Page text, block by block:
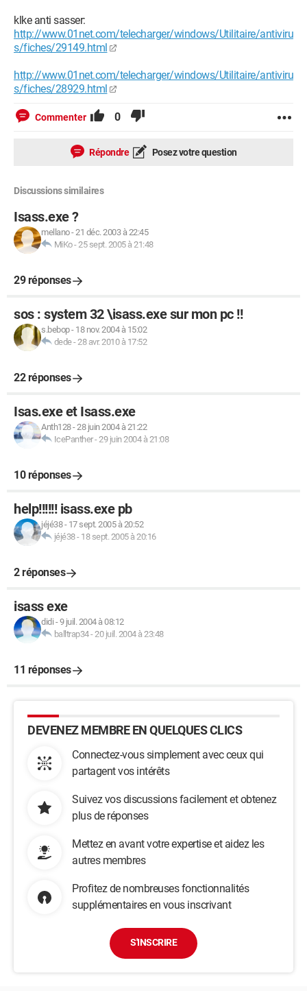
klke anti sasser:
http://www.01net.com/telecharger/windows/Utilitaire/antiviru
s/fiches/29149.html
http://www.01net.com/telecharger/windows/Utilitaire/antiviru
s/fiches/28929.html
Commenter 0
Répondre Posez votre question
Discussions similaires
Isass.exe ?
mellano-21 déc. 2003 à 22:45
MiKo-25 sept. 2005 à 21:48
29 réponses
sos : system 32 \isass.exe sur mon pc !!
s.bebop- 18 nov. 2004 à 15:02
dede-28 avr. 2010 à 17:52
22 réponses
Isas.exe et Isass.exe
Anth128-28 juin 2004 à 21:22
IcePanther-29 juin 2004 à 21:08
10 réponses
help!!!!!! isass.exe pb
jéjé38- 17 sept. 2005 à 20:52
jéjé38- 18 sept. 2005 à 20:16
2 réponses
isass exe
didi -9 juil. 2004 à 08:12
balltrap34-20 juil. 2004 à 23:48
11 réponses
DEVENEZ MEMBRE EN QUELQUES CLICS
Connectez-vous simplement avec ceux qui
partagent vos intérêts
Suivez vos discussions facilement et obtenez
plus de réponses
Mettez en avant votre expertise et aidez les
autres membres
Profitez de nombreuses fonctionnalités
supplémentaires en vous inscrivant
S'INSCRIRE